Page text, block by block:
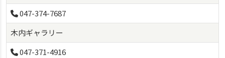
047-374-7687
木内ギャラリー
047-371-4916